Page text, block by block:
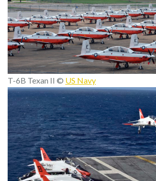
T-6B Texan II © US Navy